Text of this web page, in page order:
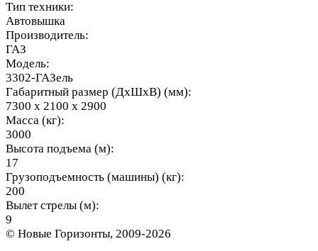
Тип техники:
Автовышка
Производитель:
ГАЗ
Модель:
3302-ГАЗель
Габаритный размер (ДхШхВ) (мм):
7300 х 2100 х 2900
Масса (кг):
3000
Высота подъема (м):
17
Грузоподъемность (машины) (кг):
200
Вылет стрелы (м):
9
© Новые Горизонты, 2009-2026